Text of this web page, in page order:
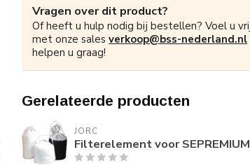
Vragen over dit product?
Of heeft u hulp nodig bij bestellen? Voel u
met onze sales verkoop@bss-nederland.nl
helpen u graag!
Gerelateerde producten
JORC
Filterelement voor